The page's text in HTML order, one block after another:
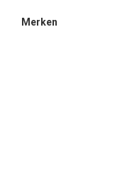
Merken